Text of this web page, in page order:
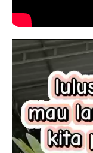
Pemutar
Video